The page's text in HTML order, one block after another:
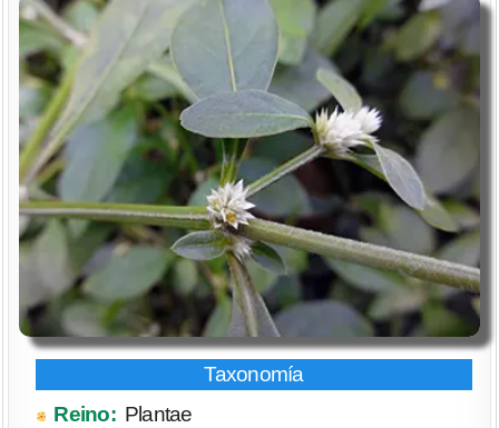
Reino:Plantae